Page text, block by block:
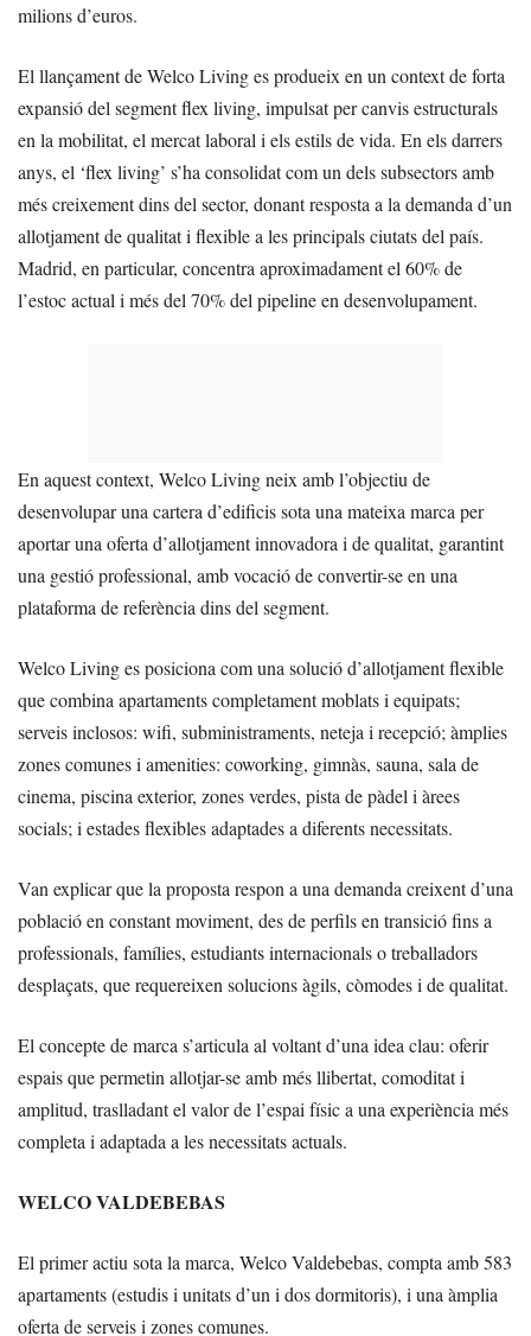
milions d’euros.
El llançament de Welco Living es produeix en un context de forta
expansió del segment flex living, impulsat per canvis estructurals
en la mobilitat, el mercat laboral i els estils de vida. En els darrers
anys, el ‘flex living’ s’ha consolidat com un dels subsectors amb
més creixement dins del sector, donant resposta a la demanda d’un
allotjament de qualitat i flexible a les principals ciutats del país.
Madrid, en particular, concentra aproximadament el 60% de
l’estoc actual i més del 70% del pipeline en desenvolupament.
En aquest context, Welco Living neix amb l’objectiu de
desenvolupar una cartera d’edificis sota una mateixa marca per
aportar una oferta d’allotjament innovadora i de qualitat, garantint
una gestió professional, amb vocació de convertir-se en una
plataforma de referència dins del segment.
Welco Living es posiciona com una solució d’allotjament flexible
que combina apartaments completament moblats i equipats;
serveis inclosos: wifi, subministraments, neteja i recepció; àmplies
zones comunes i amenities: coworking, gimnàs, sauna, sala de
cinema, piscina exterior, zones verdes, pista de pàdel i àrees
socials; i estades flexibles adaptades a diferents necessitats.
Van explicar que la proposta respon a una demanda creixent d’una
població en constant moviment, des de perfils en transició fins a
professionals, famílies, estudiants internacionals o treballadors
desplaçats, que requereixen solucions àgils, còmodes i de qualitat.
El concepte de marca s’articula al voltant d’una idea clau: oferir
espais que permetin allotjar-se amb més llibertat, comoditat i
amplitud, traslladant el valor de l’espai físic a una experiència més
completa i adaptada a les necessitats actuals.
WELCO VALDEBEBAS
El primer actiu sota la marca, Welco Valdebebas, compta amb 583
apartaments (estudis i unitats d’un i dos dormitoris), i una àmplia
oferta de serveis i zones comunes.